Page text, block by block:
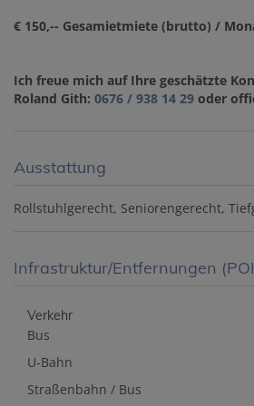
€ 150,-- Gesamietmiete (brutto) /
Ich freue mich auf Ihre geschätzte
Roland Gith: 0676 / 938 14 29 oder
Ausstattung
Rollstuhlgerecht Seniorengerecht
Infrastruktur/Entfernungen
Verkehr
Bus
U-Bahn
Straßenbahn / Bus